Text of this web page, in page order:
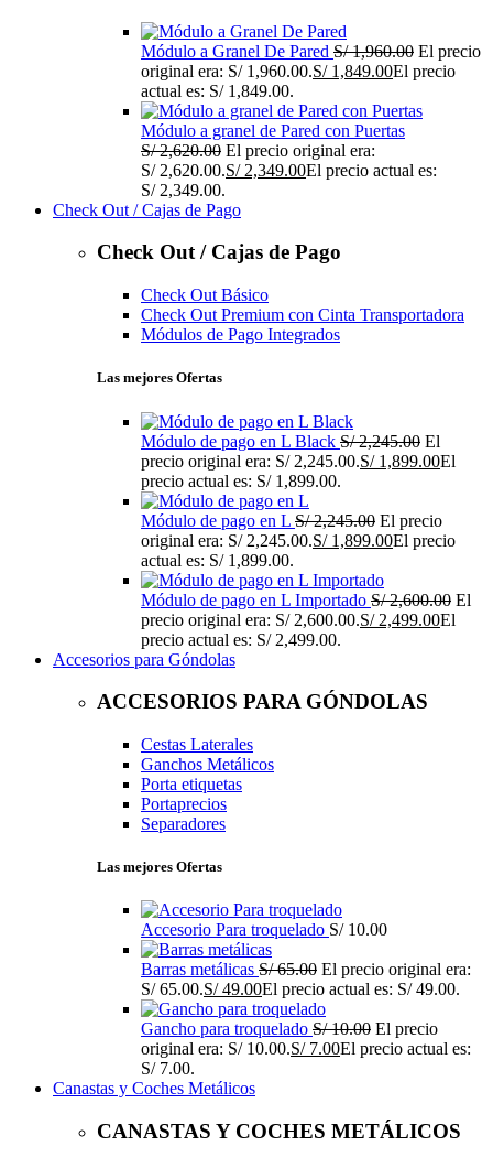
Módulo a Granel De Pared S/1,960.00 El precio
original era: S/ 1,960.00.S/1,849.00El precio
actual es: S/ 1,849.00.
Módulo a granel de Pared con Puertas
S/2,620.00 El precio original era:
S/ 2,620.00.S/2,349.00El precio actual es:
S/ 2,349.00.
Check Out / Cajas de Pago
Check Out / Cajas de Pago
Check Out Básico
Check Out Premium con Cinta Transportadora
Módulos de Pago Integrados
Las mejores Ofertas
Módulo de pago en L Black S/2,245.00 El
precio original era: S/ 2,245.00.S/1,899.00El
precio actual es: S/ 1,899.00.
Módulo de pago en L S/2,245.00 El precio
original era: S/ 2,245.00.S/1,899.00El precio
actual es: S/ 1,899.00.
Módulo de pago en L Importado S/2,600.00 El
precio original era: S/ 2,600.00.S/2,499.00El
precio actual es: S/ 2,499.00.
Accesorios para Góndolas
ACCESORIOS PARA GÓNDOLAS
Cestas Laterales
Ganchos Metálicos
Porta etiquetas
Portaprecios
Separadores
Las mejores Ofertas
Accesorio Para troquelado S/10.00
Barras metálicas S/65.00 El precio original era:
S/ 65.00.S/49.00El precio actual es: S/ 49.00.
Gancho para troquelado S/10.00 El precio
original era: S/ 10.00.S/7.00El precio actual es:
S/ 7.00.
Canastas y Coches Metálicos
CANASTAS Y COCHES METÁLICOS